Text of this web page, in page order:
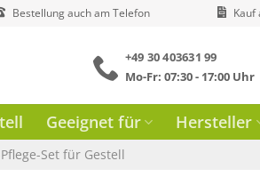
Bestellung auch am Telefon Kauf
+49 30 403631 99
Mo-Fr: 07:30 - 17:00 Uhr
Geeignet für Hersteller
Set für Gestell